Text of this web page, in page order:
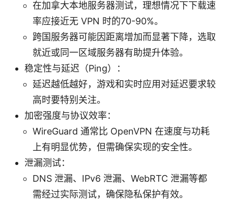
在加拿大本地服务器测试，理想情况下下载速
率应接近无 VPN 时的70-90%。
跨国服务器可能因距离增加而显著下降，选取
就近或同一区域服务器有助提升体验。
稳定性与延迟（Ping）：
延迟越低越好，游戏和实时应用对延迟要求较
高时要特别关注。
加密强度与协议效率：
WireGuard 通常比 OpenVPN 在速度与功耗
上有明显优势，但需确保实现的安全性。
泄漏测试：
DNS 泄漏、IPv6 泄漏、WebRTC 泄漏等都
需经过实际测试，确保隐私保护有效。